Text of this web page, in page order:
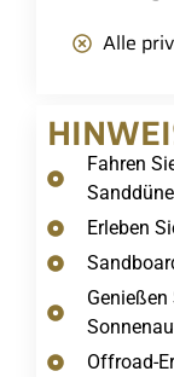
Alle
Fahren
Erleben
Offroad-